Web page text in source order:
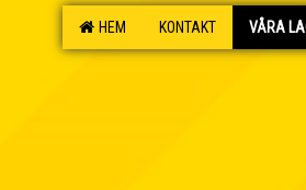
HEM KONTAKT VÅRA